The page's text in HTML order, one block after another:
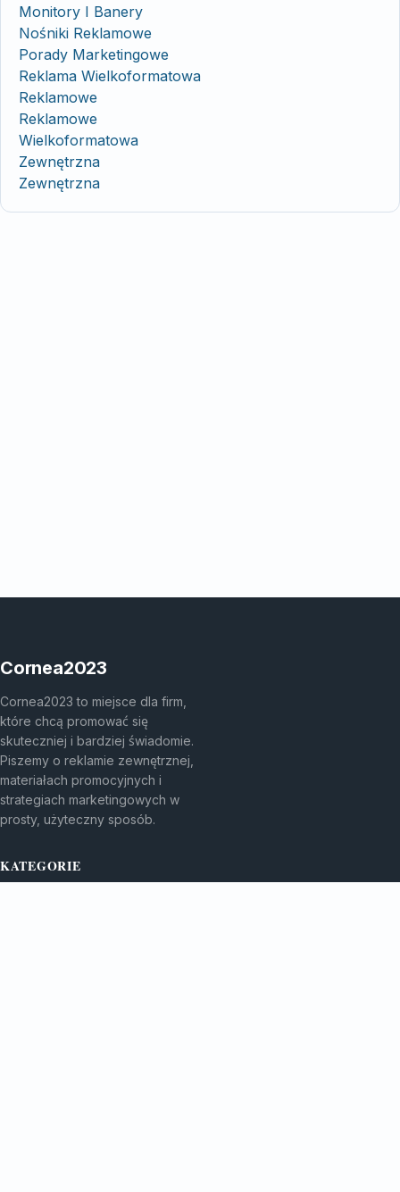
Monitory I Banery
Nośniki Reklamowe
Porady Marketingowe
Reklama Wielkoformatowa
Reklamowe
Reklamowe
Wielkoformatowa
Zewnętrzna
Zewnętrzna
Cornea2023
Cornea2023 to miejsce dla firm,
które chcą promować się
skuteczniej i bardziej świadomie.
Piszemy o reklamie zewnętrznej,
materiałach promocyjnych i
strategiach marketingowych w
prosty, użyteczny sposób.
KATEGORIE